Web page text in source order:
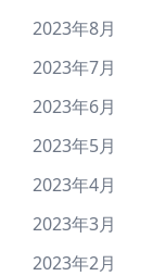
2023年8月
2023年7月
2023年6月
2023年5月
2023年4月
2023年3月
2023年2月